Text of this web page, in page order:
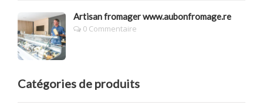
Artisan fromager www.aubonfromage.re
0 Commentaire
Catégories de produits